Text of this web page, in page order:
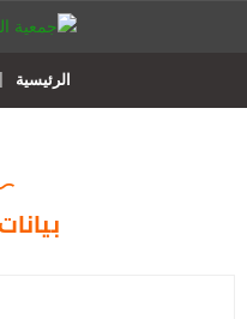
الرئيسية